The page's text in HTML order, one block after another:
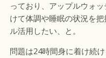
っており、アップルウォ
けて体調や睡眠の状況を
ル活用したい、と。
問題は24時間身に着け続